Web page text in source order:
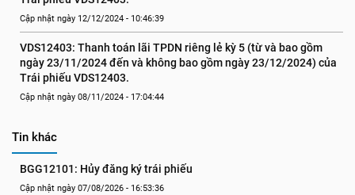
Cập nhật ngày 12/12/2024 - 10:46:39
VDS12403: Thanh toán lãi TPDN riêng lẻ kỳ 5 (từ và bao gồm
ngày 23/11/2024 đến và không bao gồm ngày 23/12/2024) của
Trái phiếu VDS12403.
Cập nhật ngày 08/11/2024 - 17:04:44
Tin khác
BGG12101: Hủy đăng ký trái phiếu
Cập nhật ngày 07/08/2026 - 16:53:36